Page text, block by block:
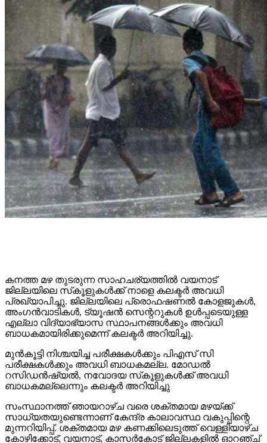
കനത്ത മഴ തുടരുന്ന സാഹചര്യത്തില്‍ വയനാട്
ജില്ലയിലെ സ്‌കൂളുകള്‍ക്ക് നാളെ കലക്ടര്‍ അവധി
പ്രഖ്യാപിച്ചു. ജില്ലയിലെ പ്രൊഫഷണല്‍ കോളജുകള്‍,
അംഗന്‍വാടികള്‍, ട്യൂഷന്‍ സെന്ററുകള്‍ ഉള്‍പ്പടെയുള്ള
എല്ലാ വിദ്യാഭ്യാസ സ്ഥാപനങ്ങള്‍ക്കും അവധി
ബാധകമായിരിക്കുമെന്ന് കലക്ടര്‍ അറിയിച്ചു.
മുന്‍കൂട്ടി നിശ്ചയിച്ച പരീക്ഷകള്‍ക്കും പിഎസ് സി
പരീക്ഷകള്‍ക്കും അവധി ബാധകമല്ല. മോഡല്‍
റസിഡന്‍ഷ്യല്‍, നവോദയ സ്‌കൂളുകള്‍ക്ക് അവധി
ബാധകമല്ലെന്നും കലക്ടര്‍ അറിയിച്ചു
സംസ്ഥാനത്ത് ഞായറാഴ്ച വരെ ശക്തമായ മഴയ്ക്ക്
സാധ്യതയുണ്ടെന്നാണ് കേന്ദ്ര കാലാവസ്ഥ വകുപ്പിന്റെ
മുന്നറിയിപ്പ്. ശക്തമായ മഴ കണക്കിലെടുത്ത് വെള്ളിയാഴ്ച
കോഴിക്കോട്, വയനാട്, കാസര്‍കോട് ജില്ലകളില്‍ ഓറഞ്ച്